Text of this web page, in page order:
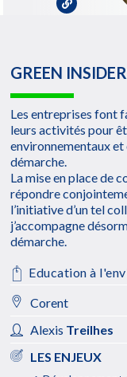
GREEN
Les entreprises font
leurs activités pour
environnementaux
démarche.
La mise en place de
répondre
l’initiative d’un tel
j’accompagne
démarche.
Education à
Corent
Alexis Treilhes
LES ENJEUX